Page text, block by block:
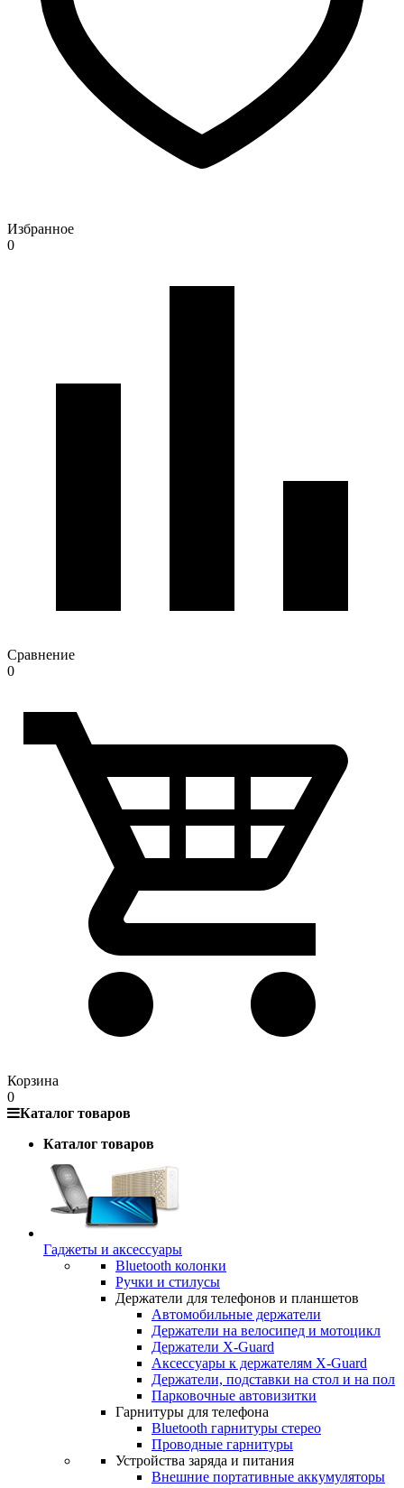
Избранное
0
Сравнение
0
Корзина
0
Каталог товаров
Каталог товаров
Гаджеты и аксессуары
Bluetooth колонки
Ручки и стилусы
Держатели для телефонов и планшетов
Автомобильные держатели
Держатели на велосипед и мотоцикл
Держатели X-Guard
Аксессуары к держателям X-Guard
Держатели, подставки на стол и на пол
Парковочные автовизитки
Гарнитуры для телефона
Bluetooth гарнитуры стерео
Проводные гарнитуры
Устройства заряда и питания
Внешние портативные аккумуляторы